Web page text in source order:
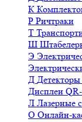
К
Р Ричтраки
Т
Ш
Э
Д
Дисплеи
Л Лазерные
О Онлайн-